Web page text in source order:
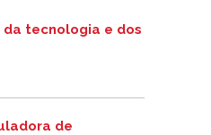
da tecnologia e dos
de